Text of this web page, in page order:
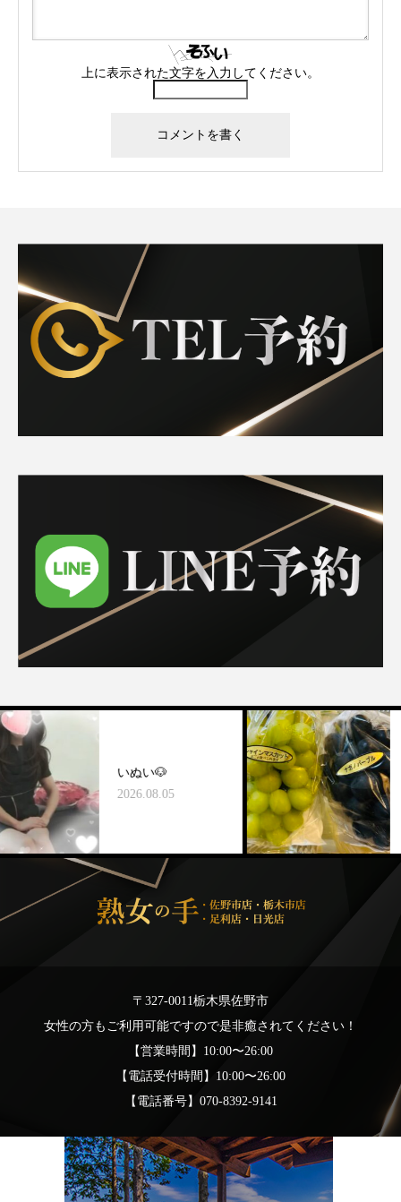
上に表示された文字を入力してください。
いぬい🐶
2026.08.05
🌵
〒327-0011栃木県佐野市
女性の方もご利用可能ですので是非癒されてください！
【営業時間】10:00〜26:00
【電話受付時間】10:00〜26:00
【電話番号】070-8392-9141